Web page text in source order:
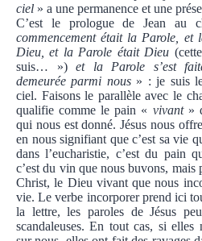
ciel » a une permanence et une
C’est le prologue de Jean
commencement était la Parole, et
Dieu, et la Parole était Dieu
suis… »)et la Parole s’est
demeurée parmi nous» : je suis le
ciel. Faisons le parallèle avec le
qualifie comme le pain « vivant»
qui nous est donné. Jésus nous
en nous signifiant que c’est sa vie
dans l’eucharistie, c’est du pain
c’est du vin que nous buvons, mais
Christ, le Dieu vivant que nous
vie. Le verbe incorporer prend ici
la lettre, les paroles de Jésus
scandaleuses. En tout cas, si elles